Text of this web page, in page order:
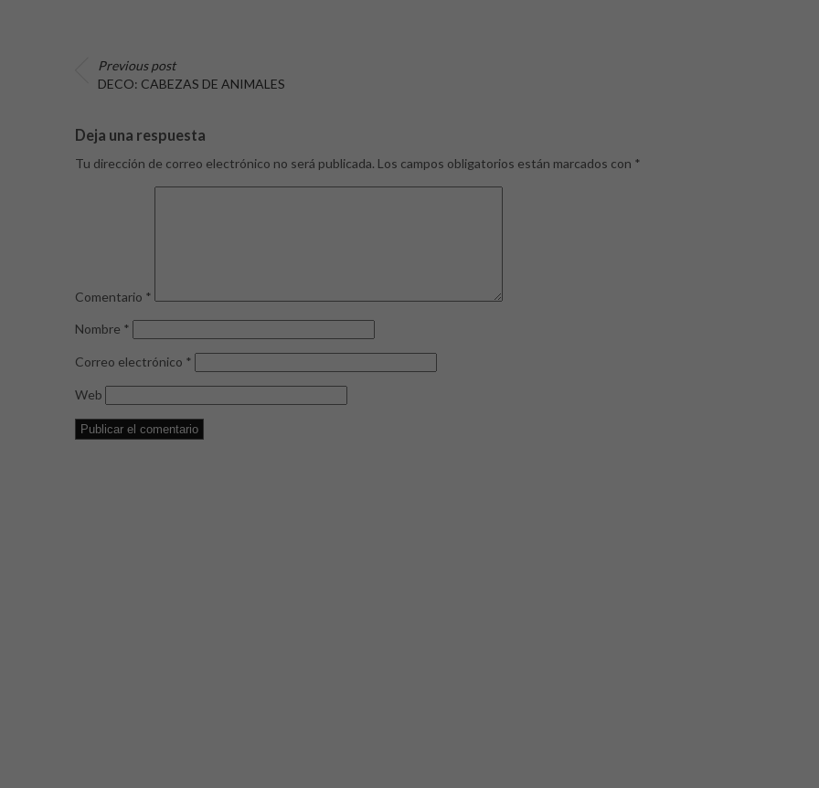
Previous post
DECO: CABEZAS DE ANIMALES
Deja una respuesta
Tu dirección de correo electrónico no será publicada. Los campos obligatorios están marcados con *
Comentario *
Nombre *
Correo electrónico *
Web